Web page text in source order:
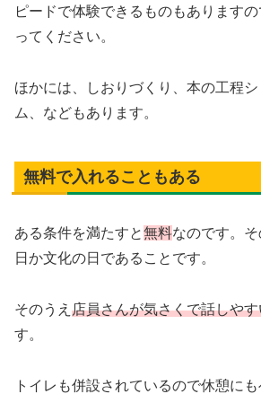
ピードで体験できるものもあります
ってください。
ほかには、しおりづくり、本の工程
ム、などもあります。
無料で入れることもある
ある条件を満たすと無料なのです。
日か文化の日であることです。
そのうえ 店員さんが気さくで話しや
す。
トイレも併設されているので休憩に